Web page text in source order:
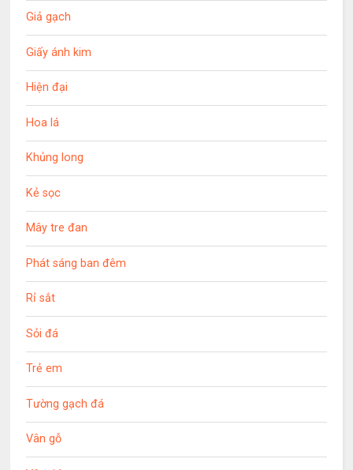
Giả gạch
Giấy ánh kim
Hiện đại
Hoa lá
Khủng long
Kẻ sọc
Mây tre đan
Phát sáng ban đêm
Rỉ sắt
Sỏi đá
Trẻ em
Tường gạch đá
Vân gỗ